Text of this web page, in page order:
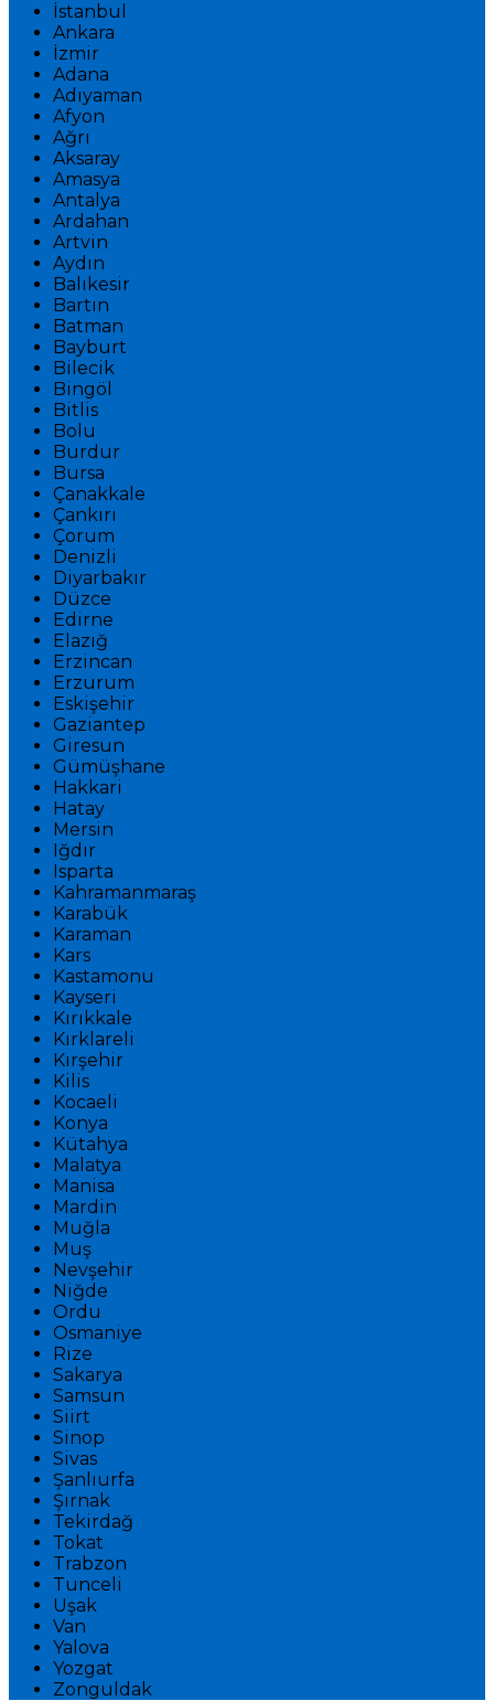
İstanbul
Ankara
İzmir
Adana
Adıyaman
Afyon
Ağrı
Aksaray
Amasya
Antalya
Ardahan
Artvin
Aydın
Balıkesir
Bartın
Batman
Bayburt
Bilecik
Bingöl
Bitlis
Bolu
Burdur
Bursa
Çanakkale
Çankırı
Çorum
Denizli
Diyarbakır
Düzce
Edirne
Elazığ
Erzincan
Erzurum
Eskişehir
Gaziantep
Giresun
Gümüşhane
Hakkari
Hatay
Mersin
Iğdır
Isparta
Kahramanmaraş
Karabük
Karaman
Kars
Kastamonu
Kayseri
Kırıkkale
Kırklareli
Kırşehir
Kilis
Kocaeli
Konya
Kütahya
Malatya
Manisa
Mardin
Muğla
Muş
Nevşehir
Niğde
Ordu
Osmaniye
Rize
Sakarya
Samsun
Siirt
Sinop
Sivas
Şanlıurfa
Şırnak
Tekirdağ
Tokat
Trabzon
Tunceli
Uşak
Van
Yalova
Yozgat
Zonguldak